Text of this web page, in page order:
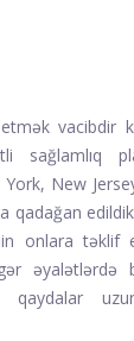
vacibdir
sağlamlıq
New
qadağan
onlara təklif
əyalətlərdə
qaydalar